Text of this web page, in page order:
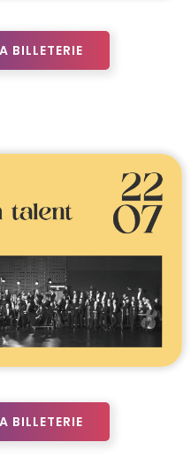
BILLETERIE
BILLETERIE